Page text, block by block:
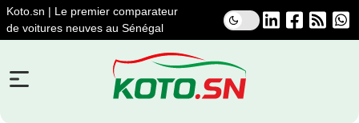
Koto.sn | Le premier comparateur
de voitures neuves au Sénégal